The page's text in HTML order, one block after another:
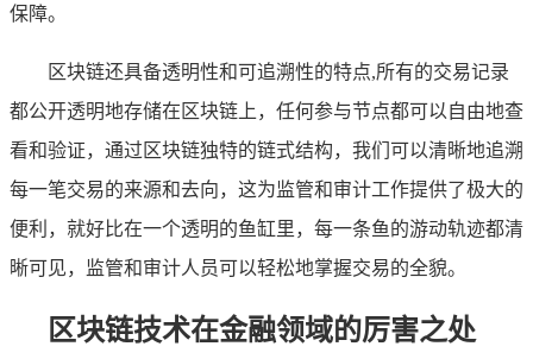
保障。
区块链还具备透明性和可追溯性的特点,所有的交易记录
都公开透明地存储在区块链上，任何参与节点都可以自由地查
看和验证，通过区块链独特的链式结构，我们可以清晰地追溯
每一笔交易的来源和去向，这为监管和审计工作提供了极大的
便利，就好比在一个透明的鱼缸里，每一条鱼的游动轨迹都清
晰可见，监管和审计人员可以轻松地掌握交易的全貌。
区块链技术在金融领域的厉害之处